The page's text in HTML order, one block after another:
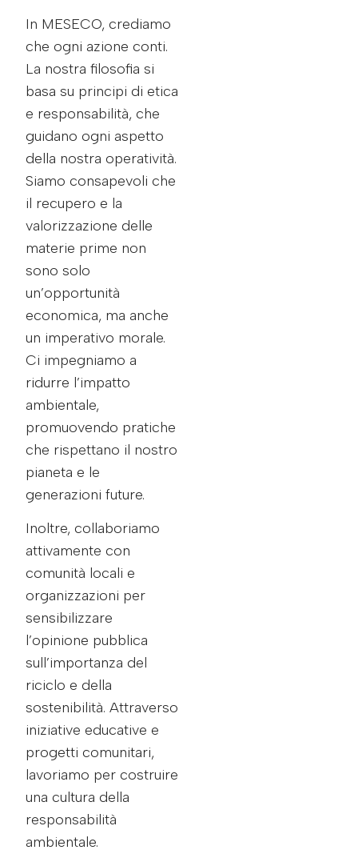
In MESECO, crediamo
che ogni azione conti.
La nostra filosofia si
basa su principi di etica
e responsabilità, che
guidano ogni aspetto
della nostra operatività.
Siamo consapevoli che
il recupero e la
valorizzazione delle
materie prime non
sono solo
un’opportunità
economica, ma anche
un imperativo morale.
Ci impegniamo a
ridurre l’impatto
ambientale,
promuovendo pratiche
che rispettano il nostro
pianeta e le
generazioni future.
Inoltre, collaboriamo
attivamente con
comunità locali e
organizzazioni per
sensibilizzare
l’opinione pubblica
sull’importanza del
riciclo e della
sostenibilità. Attraverso
iniziative educative e
progetti comunitari,
lavoriamo per costruire
una cultura della
responsabilità
ambientale.